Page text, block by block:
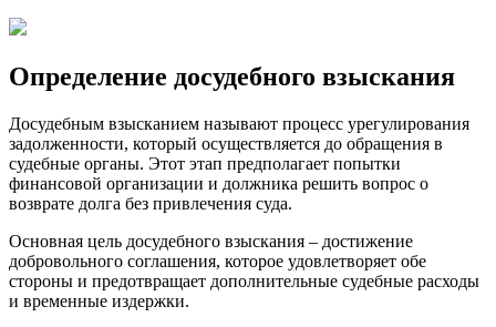
Определение досудебного взыскания
Досудебным взысканием называют процесс урегулирования
задолженности, который осуществляется до обращения в
судебные органы. Этот этап предполагает попытки
финансовой организации и должника решить вопрос о
возврате долга без привлечения суда.
Основная цель досудебного взыскания – достижение
добровольного соглашения, которое удовлетворяет обе
стороны и предотвращает дополнительные судебные расходы
и временные издержки.